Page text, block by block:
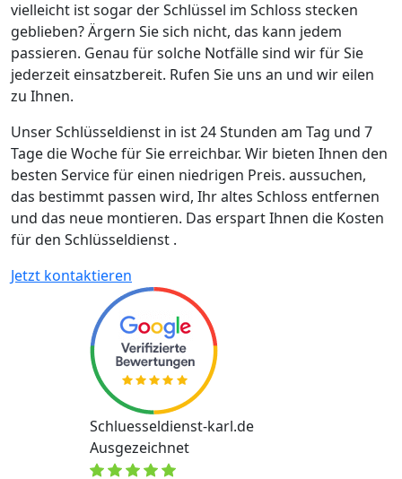
vielleicht ist sogar der Schlüssel im Schloss stecken
geblieben? Ärgern Sie sich nicht, das kann jedem
passieren. Genau für solche Notfälle sind wir für Sie
jederzeit einsatzbereit. Rufen Sie uns an und wir eilen
zu Ihnen.
Unser Schlüsseldienst in ist 24 Stunden am Tag und 7
Tage die Woche für Sie erreichbar. Wir bieten Ihnen den
besten Service für einen niedrigen Preis. aussuchen,
das bestimmt passen wird, Ihr altes Schloss entfernen
und das neue montieren. Das erspart Ihnen die Kosten
für den Schlüsseldienst .
Jetzt kontaktieren
Schluesseldienst-karl.de
Ausgezeichnet